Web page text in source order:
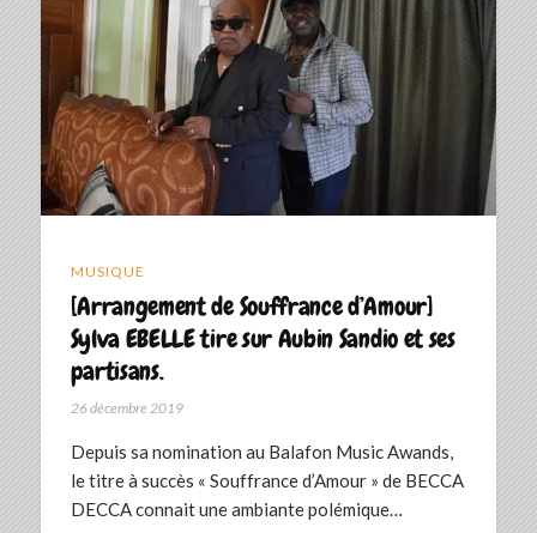
MUSIQUE
[Arrangement de Souffrance d’Amour]
Sylva EBELLE tire sur Aubin Sandio et ses
partisans.
26 décembre 2019
Depuis sa nomination au Balafon Music Awands,
le titre à succès « Souffrance d’Amour » de BECCA
DECCA connait une ambiante polémique…